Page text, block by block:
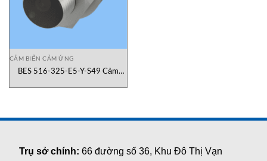
CẢM BIẾN CẢM ỨNG
BES 516-325-E5-Y-S49 Cảm
Trụ sở chính:66 đường số 36, Khu Đô Thị Vạn